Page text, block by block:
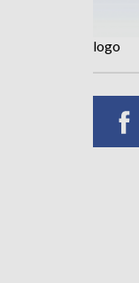
logo